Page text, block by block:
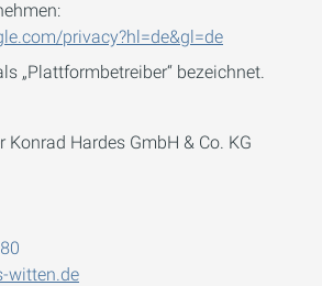
privacy?hl=de&gl=de
„Plattformbetreiber“ bezeichnet.
Konrad Hardes GmbH & Co. KG
witten.de